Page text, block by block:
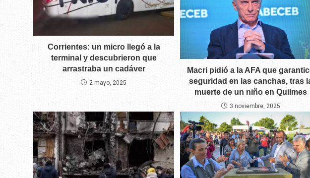
Corrientes: un micro llegó a la
terminal y descubrieron que
arrastraba un cadáver
2 mayo, 2025
Macri pidió a la AFA que
seguridad en las canchas, tras
muerte de un niño en Quilmes
3 noviembre, 2025